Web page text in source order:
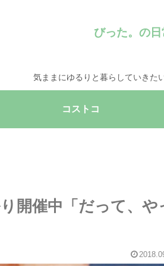
びった。の日
気ままにゆるりと暮らしていきた
コストコ
開催中「だって、や